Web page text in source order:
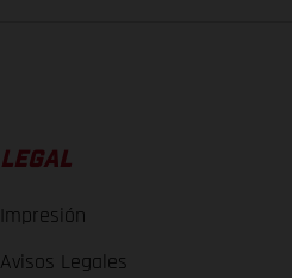
LEGAL
Impresión
Avisos Legales